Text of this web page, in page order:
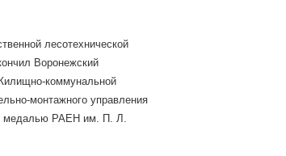
лесотехнической
Воронежский
коммунальной
монтажного управления
медалью РАЕН им. П. Л.